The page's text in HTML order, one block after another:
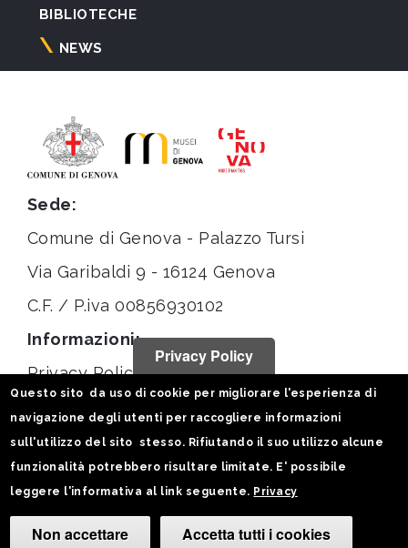
BIBLIOTECHE
NEWS
Sede:
Comune di Genova - Palazzo Tursi
Via Garibaldi 9 - 16124 Genova
C.F. / P.iva 00856930102
Informazioni:
Privacy Policy
Statistiche
Seguici su:
Privacy Policy
Questo sito da uso di cookie per migliorare l'esperienza di
navigazione degli utenti per raccogliere informazioni
sull'utilizzo del sito stesso. Rifiutando il suo utilizzo alcune
funzionalità potrebbero risultare limitate. E' possibile
leggere l'informativa al link seguente. Privacy
Non accettare Accetta tutti i cookies